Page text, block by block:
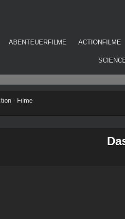
ABENTEUERFILME ACTIONFILME
- Filme